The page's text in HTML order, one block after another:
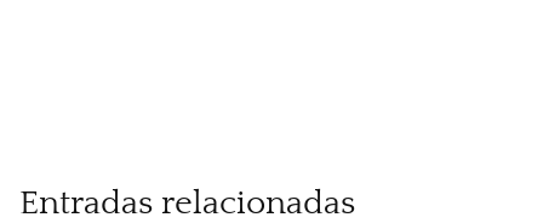
Entradas relacionadas